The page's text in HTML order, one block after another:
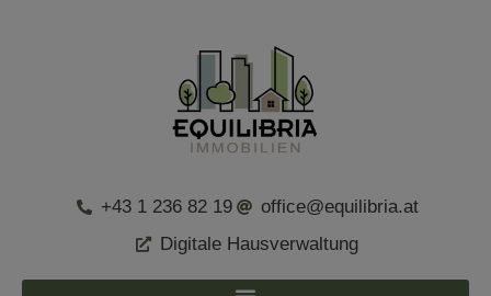
+43 1 236 82 19
office@equilibria.at
Digitale Hausverwaltung